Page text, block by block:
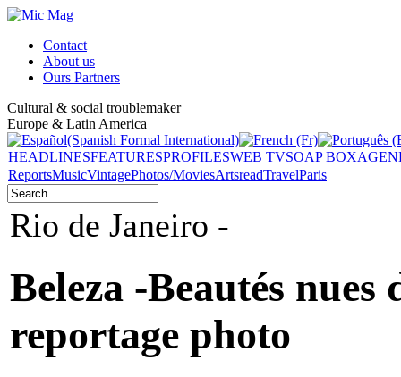
Contact
About us
Ours Partners
Cultural & social troublemaker
Europe & Latin America
HEADLINESFEATURESPROFILESWEB TVSOAP BOX
ReportsMusicVintagePhotos/MoviesArtsreadTravelParis
Rio de Janeiro -
Beleza -Beautés
reportage photo